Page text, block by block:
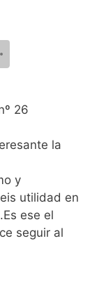
26
la
y
utilidad en
ese el
seguir al